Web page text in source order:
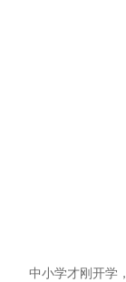
中小学才刚开学